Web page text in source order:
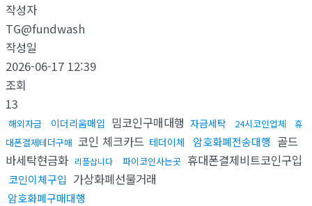
작성자
TG@fundwash
작성일
2026-06-17 12:39
조회
13
해외자금 이더리움매입 밈코인구매대행 자금세탁 24시코인업체
휴
대폰결제테더구매 코인 체크카드 테더이체 암호화폐전송대행 골드
바세탁현금화 리플삽니다 파이코인사는곳 휴대폰결제비트코인구입
코인이체구입 가상화폐선물거래
암호화폐구매대행